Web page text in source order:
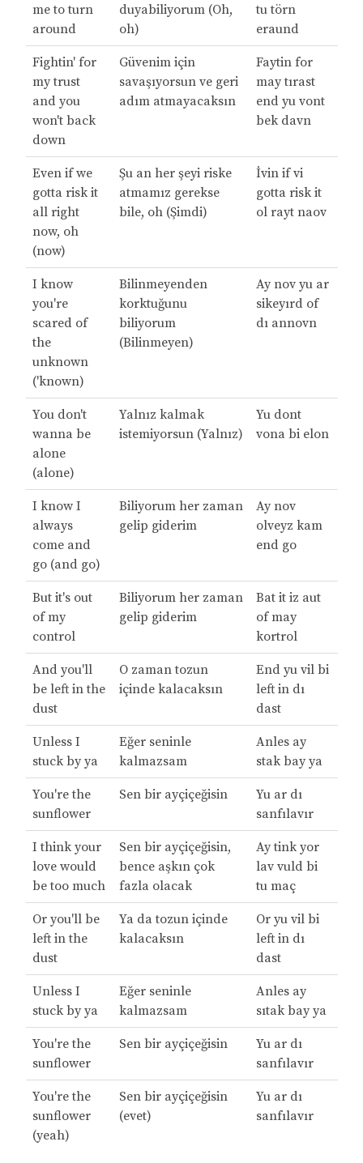
me to turn
around
duyabiliyorum (Oh,
oh)
tu törn
eraund
Fightin' for
my trust
and you
won't back
down
Güvenim için
savaşıyorsun ve geri
adım atmayacaksın
Faytin for
may tırast
end yu vont
bek davn
Even if we
gotta risk it
all right
now, oh
(now)
Şu an her şeyi riske
atmamız gerekse
bile, oh (Şimdi)
İvin if vi
gotta risk it
ol rayt naov
I know
you're
scared of
the
unknown
('known)
Bilinmeyenden
korktuğunu
biliyorum
(Bilinmeyen)
Ay nov yu ar
sikeyırd of
dı annovn
You don't
wanna be
alone
(alone)
Yalnız kalmak
istemiyorsun (Yalnız)
Yu dont
vona bi elon
I know I
always
come and
go (and go)
Biliyorum her zaman
gelip giderim
Ay nov
olveyz kam
end go
But it's out
of my
control
Biliyorum her zaman
gelip giderim
Bat it iz aut
of may
kortrol
And you'll
be left in the
dust
O zaman tozun
içinde kalacaksın
End yu vil bi
left in dı
dast
Unless I
stuck by ya
Eğer seninle
kalmazsam
Anles ay
stak bay ya
You're the
sunflower
Sen bir ayçiçeğisin
Yu ar dı
sanfılavır
I think your
love would
be too much
Sen bir ayçiçeğisin,
bence aşkın çok
fazla olacak
Ay tink yor
lav vuld bi
tu maç
Or you'll be
left in the
dust
Ya da tozun içinde
kalacaksın
Or yu vil bi
left in dı
dast
Unless I
stuck by ya
Eğer seninle
kalmazsam
Anles ay
sıtak bay ya
You're the
sunflower
Sen bir ayçiçeğisin
Yu ar dı
sanfılavır
You're the
sunflower
(yeah)
Sen bir ayçiçeğisin
(evet)
Yu ar dı
sanfılavır